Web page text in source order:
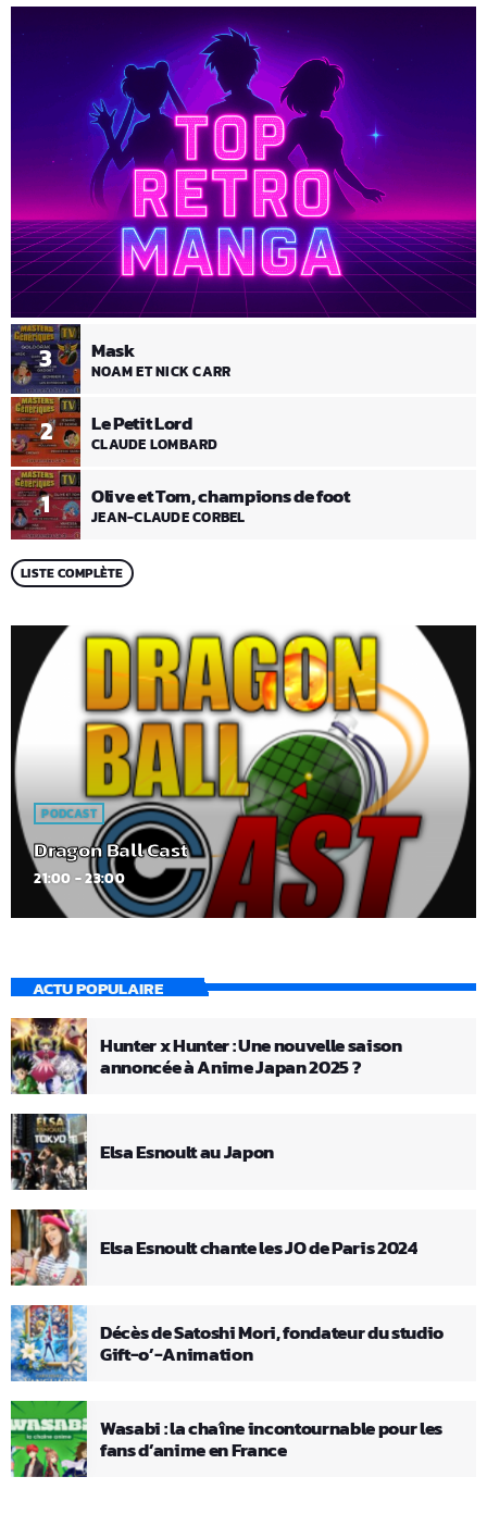
1 Olive et Tom, champions de foot
JEAN-CLAUDE CORBEL
2 Le Petit Lord
CLAUDE LOMBARD
3 Mask
NOAM ET NICK CARR
LISTE COMPLÈTE
PODCAST
Dragon Ball Cast
21:00 - 23:00
ACTU POPULAIRE
Hunter x Hunter : Une nouvelle saison
annoncée à Anime Japan 2025 ?
Elsa Esnoult au Japon
Elsa Esnoult chante les JO de Paris 2024
Décès de Satoshi Mori, fondateur du studio
Gift-o’-Animation
Wasabi : la chaîne incontournable pour les
fans d’anime en France